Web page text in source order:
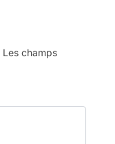
Les champs